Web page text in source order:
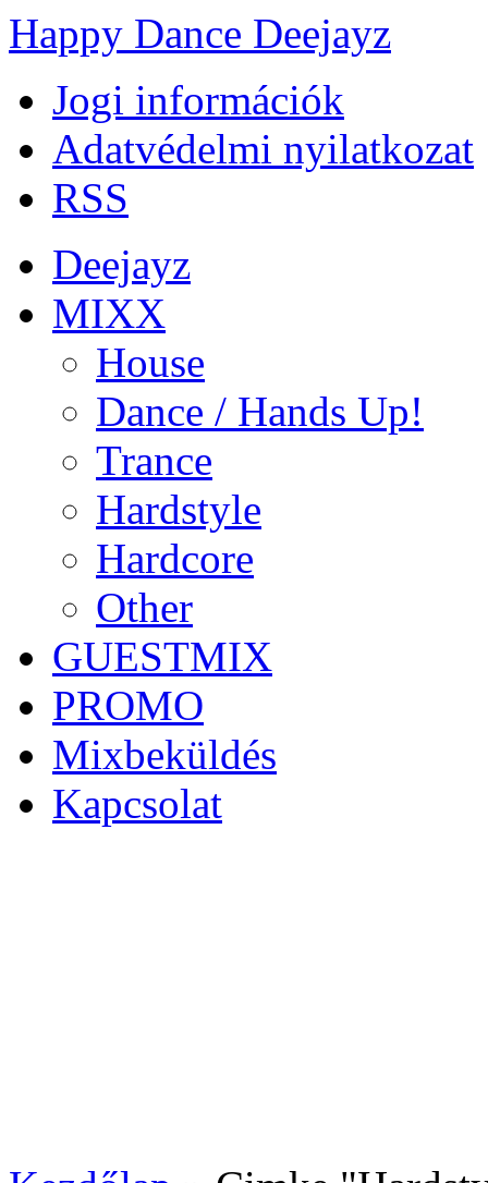
Happy Dance Deejayz
Jogi információk
Adatvédelmi nyilatkozat
RSS
Deejayz
MIXX
House
Dance / Hands Up!
Trance
Hardstyle
Hardcore
Other
GUESTMIX
PROMO
Mixbeküldés
Kapcsolat